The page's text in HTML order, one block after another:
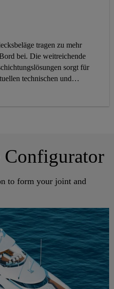
tragen zu mehr
bei. Die weitreichende
sorgt für
technischen und
to form your joint and